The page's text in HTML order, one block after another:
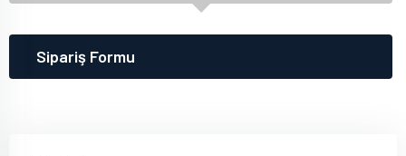
Sipariş Formu